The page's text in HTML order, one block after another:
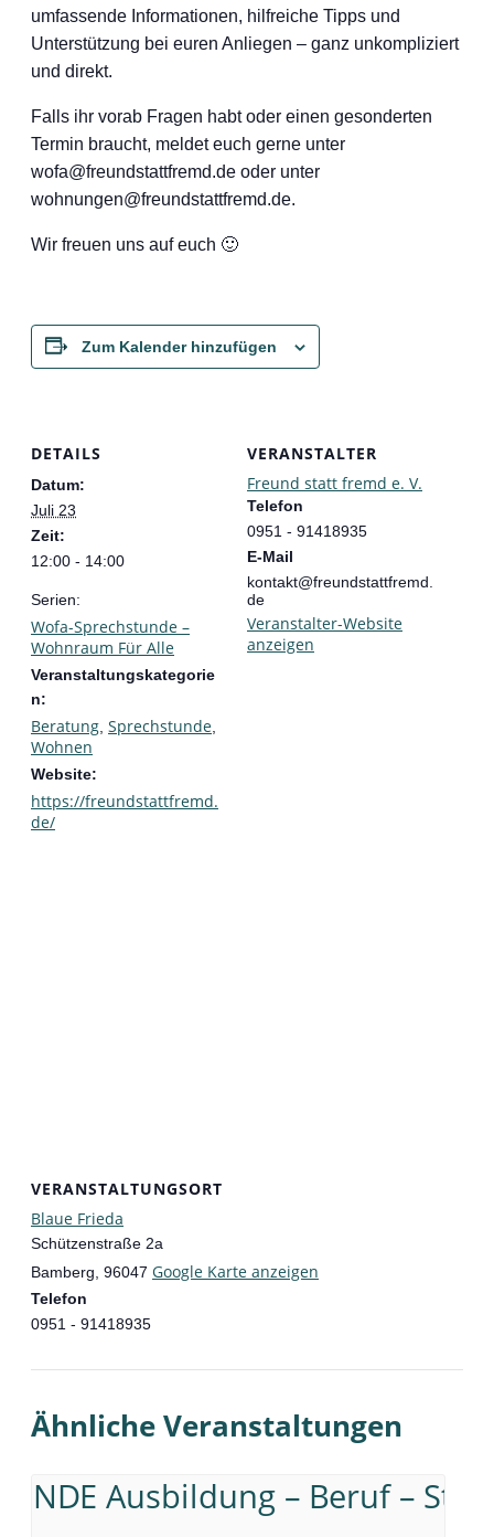
umfassende Informationen, hilfreiche Tipps und
Unterstützung bei euren Anliegen – ganz unkompliziert
und direkt.
Falls ihr vorab Fragen habt oder einen gesonderten
Termin braucht, meldet euch gerne unter
wofa@freundstattfremd.de oder unter
wohnungen@freundstattfremd.de.
Wir freuen uns auf euch 🙂
Zum Kalender hinzufügen
DETAILS
Datum:
Juli 23
Zeit:
12:00 - 14:00
Serien:
Wofa-Sprechstunde –
Wohnraum Für Alle
Veranstaltungskategorie
n:
Beratung Sprechstunde
Wohnen
Website:
https://freundstattfremd.
de/
VERANSTALTER
Freund statt fremd e. V.
Telefon
0951 - 91418935
E-Mail
kontakt@freundstattfremd.
de
Veranstalter-Website
anzeigen
VERANSTALTUNGSORT
Blaue Frieda
Schützenstraße 2a
Bamberg 96047 Google Karte anzeigen
Telefon
0951 - 91418935
Ähnliche Veranstaltungen